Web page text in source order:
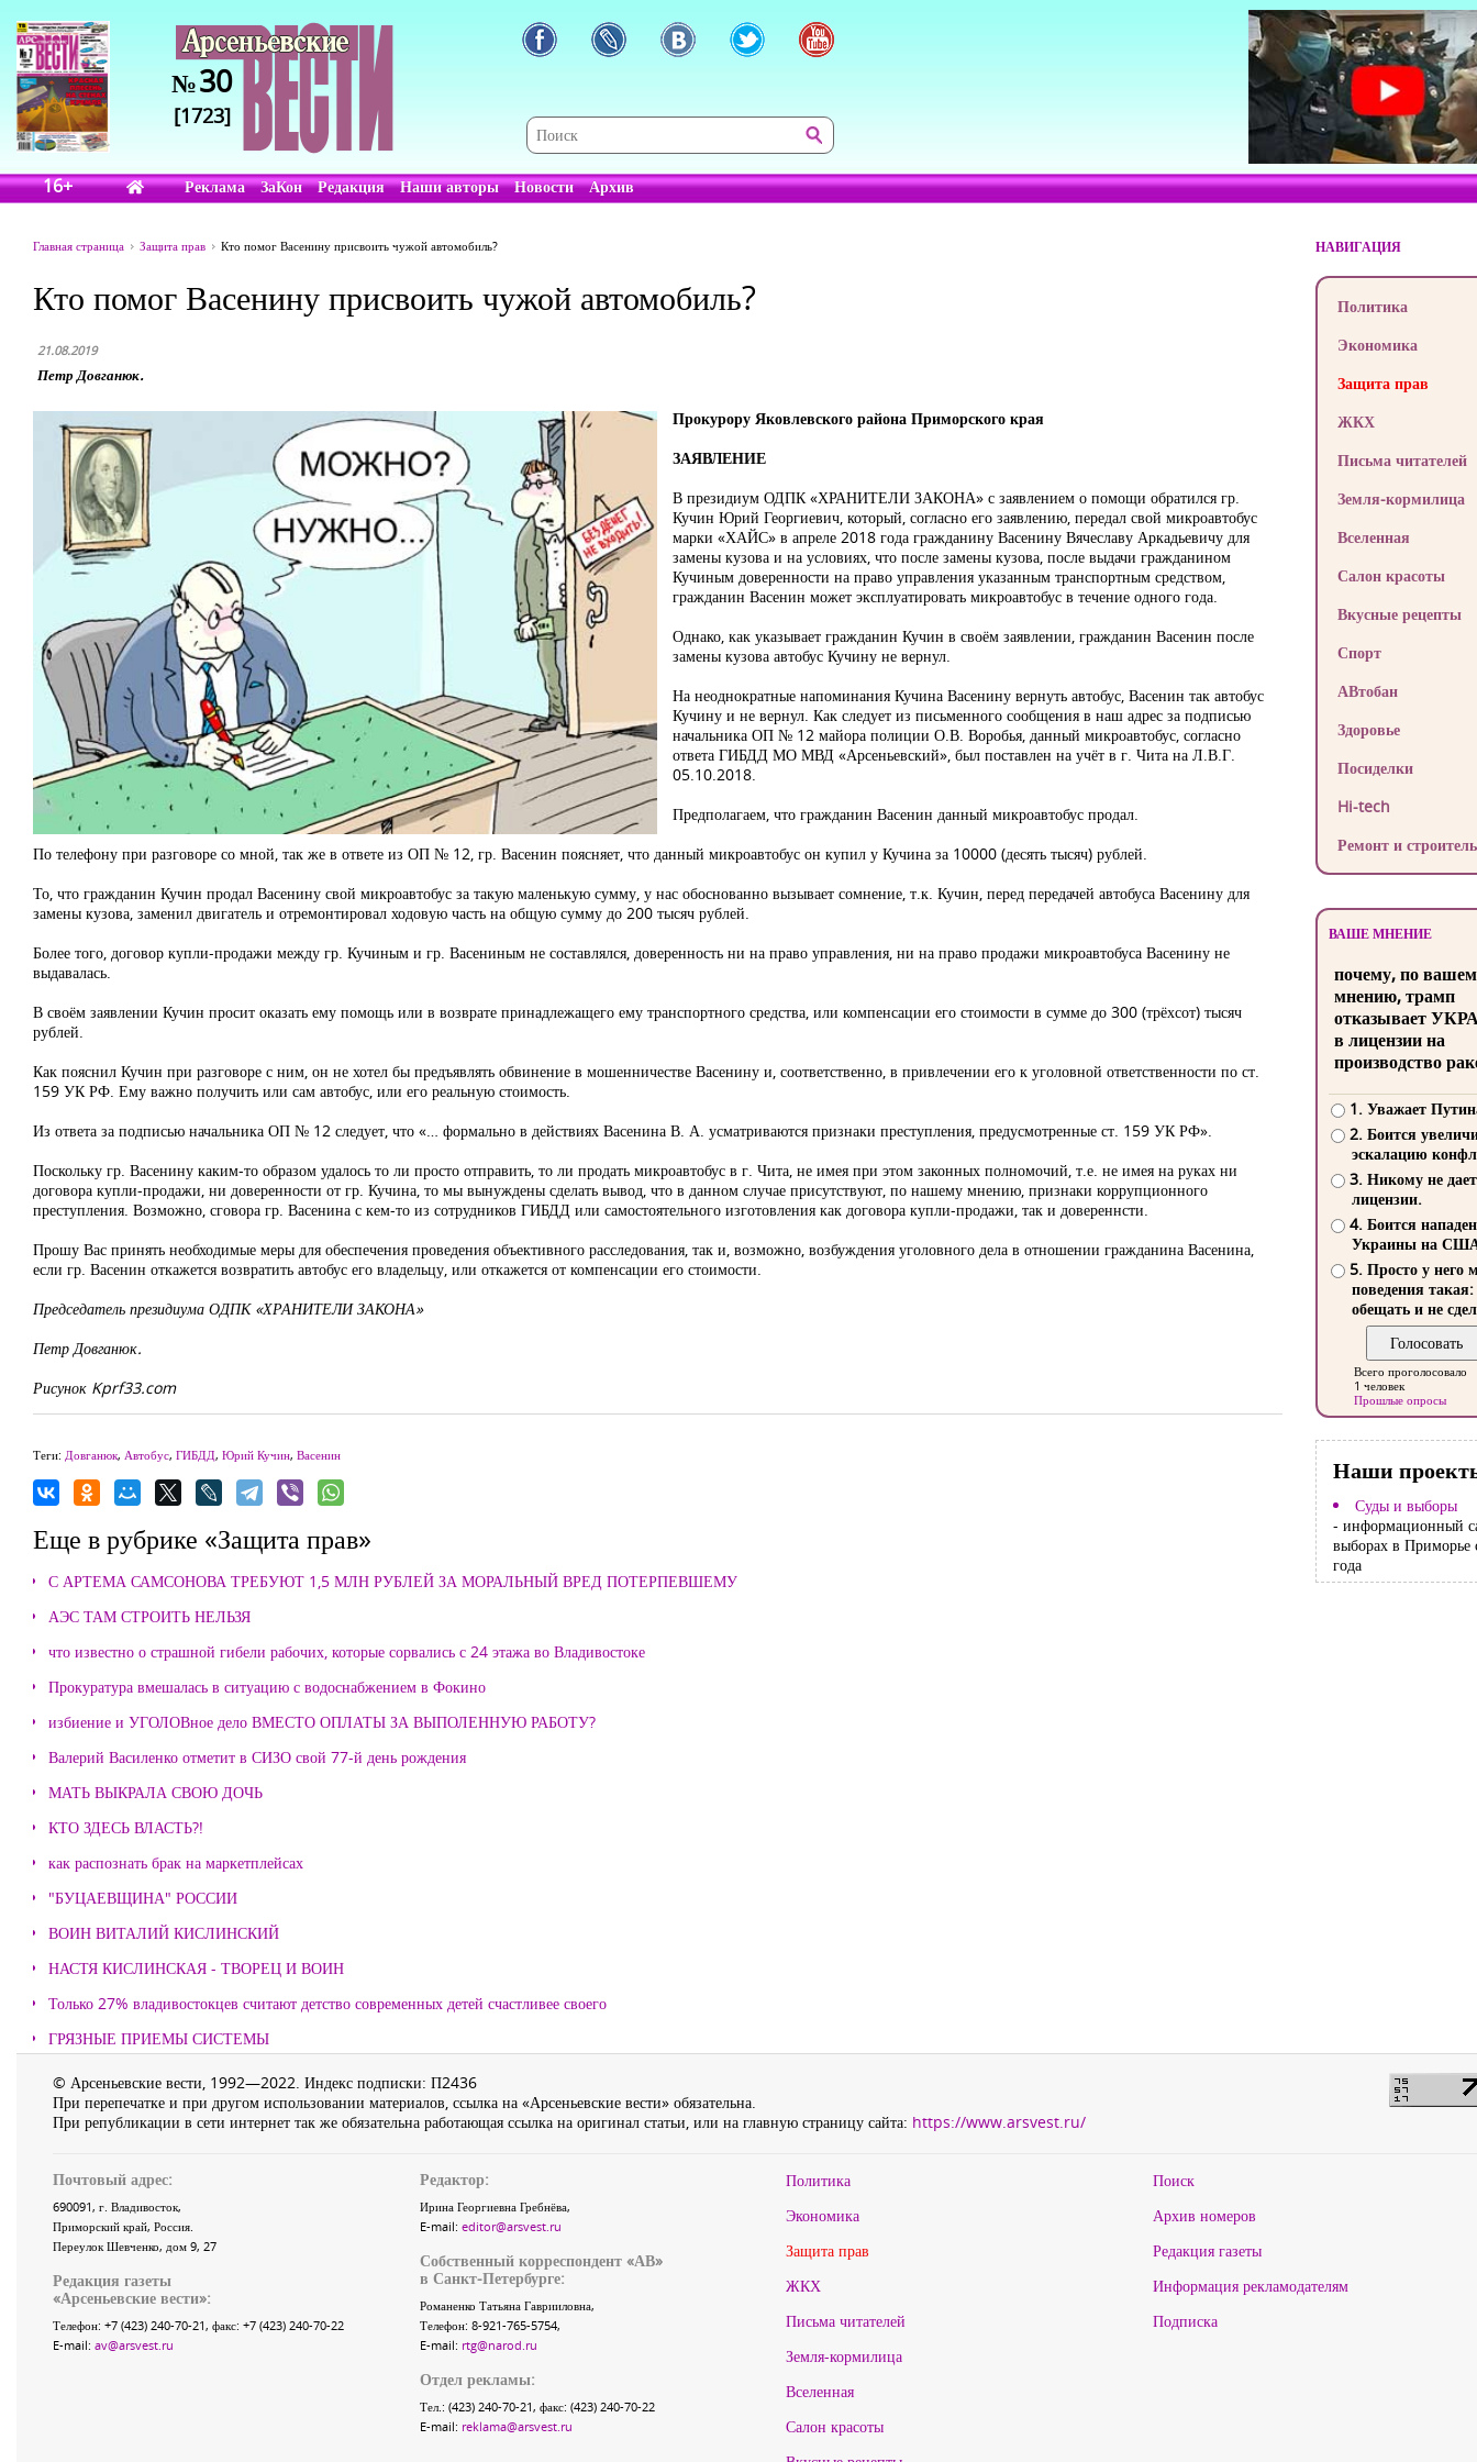
№30
[1723]
16+ Реклама ЗаКон Редакция Наши авторы Новости Архив
Главная страница Защита прав Кто помог Васенину присвоить чужой автомобиль?
Кто помог Васенину присвоить чужой автомобиль?
21.08.2019
Петр Довганюк.
Прокурору Яковлевского района Приморского края
ЗАЯВЛЕНИЕ
В президиум ОДПК «ХРАНИТЕЛИ ЗАКОНА» с заявлением о помощи обратился гр.
Кучин Юрий Георгиевич, который, согласно его заявлению, передал свой микроавтобус
марки «ХАЙС» в апреле 2018 года гражданину Васенину Вячеславу Аркадьевичу для
замены кузова и на условиях, что после замены кузова, после выдачи гражданином
Кучиным доверенности на право управления указанным транспортным средством,
гражданин Васенин может эксплуатировать микроавтобус в течение одного года.
Однако, как указывает гражданин Кучин в своём заявлении, гражданин Васенин после
замены кузова автобус Кучину не вернул.
На неоднократные напоминания Кучина Васенину вернуть автобус, Васенин так автобус
Кучину и не вернул. Как следует из письменного сообщения в наш адрес за подписью
начальника ОП № 12 майора полиции О.В. Воробья, данный микроавтобус, согласно
ответа ГИБДД МО МВД «Арсеньевский», был поставлен на учёт в г. Чита на Л.В.Г.
05.10.2018.
Предполагаем, что гражданин Васенин данный микроавтобус продал.
По телефону при разговоре со мной, так же в ответе из ОП № 12, гр. Васенин поясняет, что данный микроавтобус он купил у Кучина за 10000 (десять тысяч) рублей.
То, что гражданин Кучин продал Васенину свой микроавтобус за такую маленькую сумму, у нас обоснованно вызывает сомнение, т.к. Кучин, перед передачей автобуса Васенину для
замены кузова, заменил двигатель и отремонтировал ходовую часть на общую сумму до 200 тысяч рублей.
Более того, договор купли-продажи между гр. Кучиным и гр. Васениным не составлялся, доверенность ни на право управления, ни на право продажи микроавтобуса Васенину не
выдавалась.
В своём заявлении Кучин просит оказать ему помощь или в возврате принадлежащего ему транспортного средства, или компенсации его стоимости в сумме до 300 (трёхсот) тысяч
рублей.
Как пояснил Кучин при разговоре с ним, он не хотел бы предъявлять обвинение в мошенничестве Васенину и, соответственно, в привлечении его к уголовной ответственности по ст.
159 УК РФ. Ему важно получить или сам автобус, или его реальную стоимость.
Из ответа за подписью начальника ОП № 12 следует, что «… формально в действиях Васенина В. А. усматриваются признаки преступления, предусмотренные ст. 159 УК РФ».
Поскольку гр. Васенину каким-то образом удалось то ли просто отправить, то ли продать микроавтобус в г. Чита, не имея при этом законных полномочий, т.е. не имея на руках ни
договора купли-продажи, ни доверенности от гр. Кучина, то мы вынуждены сделать вывод, что в данном случае присутствуют, по нашему мнению, признаки коррупционного
преступления. Возможно, сговора гр. Васенина с кем-то из сотрудников ГИБДД или самостоятельного изготовления как договора купли-продажи, так и довереннсти.
Прошу Вас принять необходимые меры для обеспечения проведения объективного расследования, так и, возможно, возбуждения уголовного дела в отношении гражданина Васенина,
если гр. Васенин откажется возвратить автобус его владельцу, или откажется от компенсации его стоимости.
Председатель президиума ОДПК «ХРАНИТЕЛИ ЗАКОНА»
Петр Довганюк.
Рисунок Kprf33.com
Теги: Довганюк, Автобус, ГИБДД, Юрий Кучин, Васенин
Еще в рубрике «Защита прав»
С АРТЕМА САМСОНОВА ТРЕБУЮТ 1,5 МЛН РУБЛЕЙ ЗА МОРАЛЬНЫЙ ВРЕД ПОТЕРПЕВШЕМУ
АЭС ТАМ СТРОИТЬ НЕЛЬЗЯ
что известно о страшной гибели рабочих, которые сорвались с 24 этажа во Владивостоке
Прокуратура вмешалась в ситуацию с водоснабжением в Фокино
избиение и УГОЛОВное дело ВМЕСТО ОПЛАТЫ ЗА ВЫПОЛЕННУЮ РАБОТУ?
Валерий Василенко отметит в СИЗО свой 77-й день рождения
МАТЬ ВЫКРАЛА СВОЮ ДОЧЬ
КТО ЗДЕСЬ ВЛАСТЬ?!
как распознать брак на маркетплейсах
"БУЦАЕВЩИНА" РОССИИ
ВОИН ВИТАЛИЙ КИСЛИНСКИЙ
НАСТЯ КИСЛИНСКАЯ - ТВОРЕЦ И ВОИН
Только 27% владивостокцев считают детство современных детей счастливее своего
ГРЯЗНЫЕ ПРИЕМЫ СИСТЕМЫ
НАВИГАЦИЯ
Политика
Экономика
Защита прав
ЖКХ
Письма читателей
Земля-кормилица
Вселенная
Салон красоты
Вкусные рецепты
Спорт
АВтобан
Здоровье
Посиделки
Hi-tech
Ремонт и
ВАШЕ МНЕНИЕ
почему, по
мнению, трамп
отказывает
в лицензии на
производство
1. Уважает
2. Боится
эскалацию
3. Никому не
лицензии.
4. Боится
Украины на
5. Просто у него
поведения такая:
обещать и не
Всего проголосовало
1 человек
Прошлые опросы
Наши
Суды и выборы
- информационный
выборах в Приморье
года
© Арсеньевские вести, 1992—2022. Индекс подписки: П2436
При перепечатке и при другом использовании материалов, ссылка на «Арсеньевские вести» обязательна.
При републикации в сети интернет так же обязательна работающая ссылка на оригинал статьи, или на главную страницу сайта: https://www.arsvest.ru/
Почтовый адрес:
690091, г. Владивосток,
Приморский край, Россия.
Переулок Шевченко, дом 9, 27
Редакция газеты
«Арсеньевские вести»:
Телефон: +7 (423) 240-70-21, факс: +7 (423) 240-70-22
E-mail: av@arsvest.ru
Редактор:
Ирина Георгиевна Гребнёва,
E-mail: editor@arsvest.ru
Собственный корреспондент «АВ»
в Санкт-Петербурге:
Романенко Татьяна Гаврииловна,
Телефон: 8-921-765-5754,
E-mail: rtg@narod.ru
Отдел рекламы:
Тел.: (423) 240-70-21, факс: (423) 240-70-22
E-mail: reklama@arsvest.ru
Политика
Экономика
Защита прав
ЖКХ
Письма читателей
Земля-кормилица
Вселенная
Салон красоты
Поиск
Архив номеров
Редакция газеты
Информация рекламодателям
Подписка